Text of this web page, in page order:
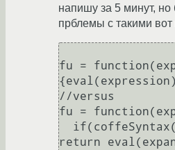
напишу за 5 минут, но
прблемы с такими
fu =
//versus
fu =
return